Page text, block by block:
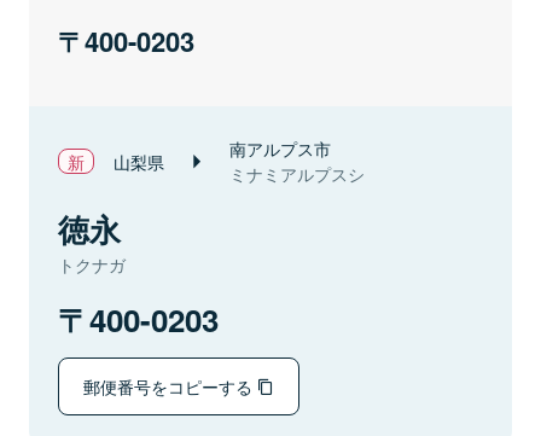
400-0203
山梨県 南アルプス市
ミナミアルプスシ
徳永
トクナガ
400-0203
郵便番号をコピーする